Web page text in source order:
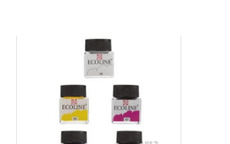
variations.
peuvent
choisies